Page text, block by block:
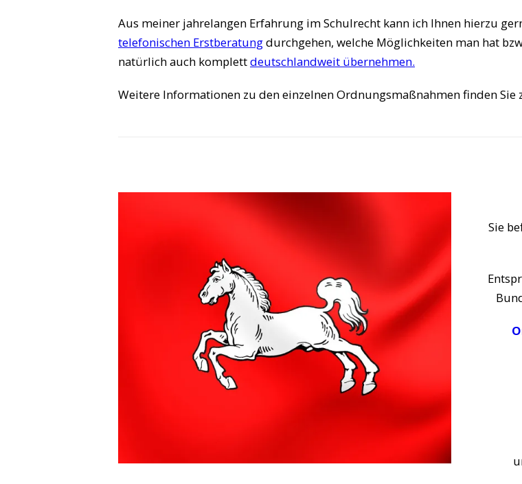
Aus meiner jahrelangen Erfahrung im Schulrecht kann ich Ihnen hierzu
telefonischen Erstberatungdurchgehen, welche Möglichkeiten man hat
natürlich auch komplettdeutschlandweit übernehmen.
Weitere Informationen zu den einzelnen Ordnungsmaßnahmen finden Sie
Sie